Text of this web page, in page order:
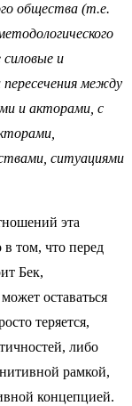
общества (т.е.
и
между
и акторами, с
ситуациями
эта
том, что перед
Бек,
оставаться
теряется,
либо
рамкой,
концепцией.